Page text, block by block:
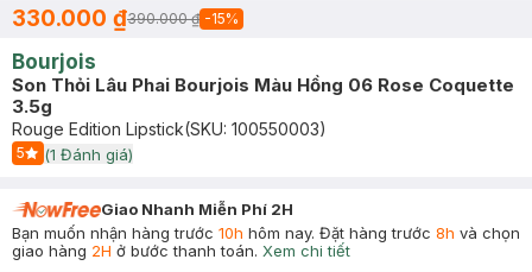
330.000 ₫390.000 ₫ -15%
Bourjois
Son Thỏi Lâu Phai Bourjois Màu Hồng 06 Rose Coquette
3.5g
Rouge Edition Lipstick(SKU: 100550003)
5
Start Icon
(1 Đánh giá)
Giao Nhanh Miễn Phí 2H
Bạn muốn nhận hàng trước 10h hôm nay. Đặt hàng trước 8h và chọn
giao hàng 2H ở bước thanh toán. Xem chi tiết